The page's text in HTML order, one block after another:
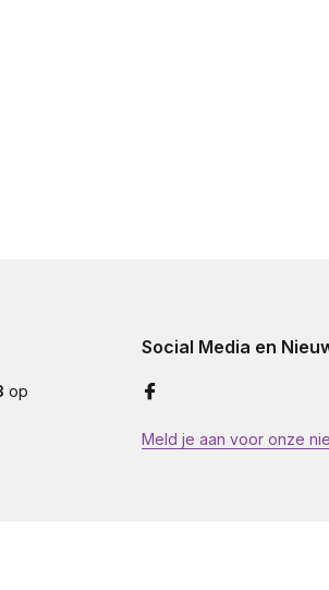
op
Social Media en
Meld je aan voor onze